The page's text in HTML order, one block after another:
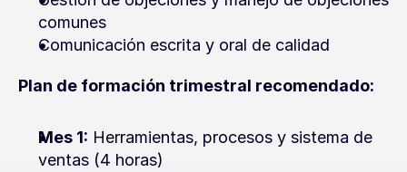
comunes
Comunicación escrita y oral de calidad
Plan de formación trimestral recomendado:
Mes 1: Herramientas, procesos y sistema de
ventas (4 horas)